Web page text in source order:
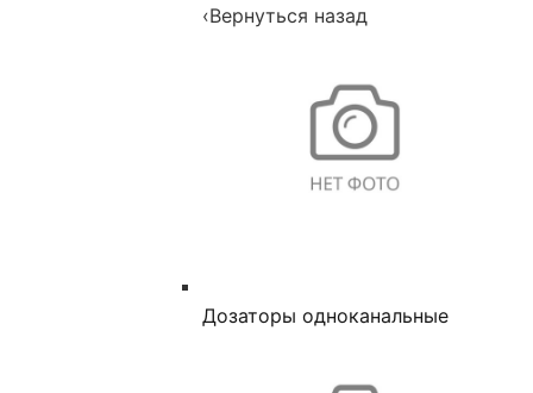
‹Вернуться назад
Дозаторы одноканальные